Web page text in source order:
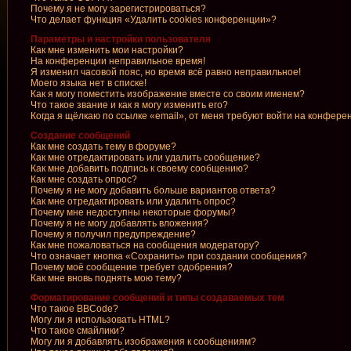
Почему я не могу зарегистрироваться?
Что делает функция «Удалить cookies конференции»?
Параметры и настройки пользователя
Как мне изменить мои настройки?
На конференции неправильное время!
Я изменил часовой пояс, но время всё равно неправильное!
Моего языка нет в списке!
Как я могу поместить изображение вместе со своим именем?
Что такое звание и как я могу изменить его?
Когда я щёлкаю по ссылке «email», от меня требуют войти на
Создание сообщений
Как мне создать тему в форуме?
Как мне отредактировать или удалить сообщение?
Как мне добавить подпись к своему сообщению?
Как мне создать опрос?
Почему я не могу добавить больше вариантов ответа?
Как мне отредактировать или удалить опрос?
Почему мне недоступны некоторые форумы?
Почему я не могу добавлять вложения?
Почему я получил предупреждение?
Как мне пожаловаться на сообщения модератору?
Что означает кнопка «Сохранить» при создании сообщения?
Почему моё сообщение требует одобрения?
Как мне вновь поднять мою тему?
Форматирование сообщений и типы создаваемых тем
Что такое BBCode?
Могу ли я использовать HTML?
Что такое смайлики?
Могу ли я добавлять изображения к сообщениям?